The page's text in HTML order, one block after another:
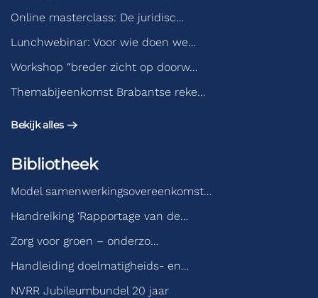
Online masterclass: De juridisc…
Lunchwebinar: Voor wie doen we…
Workshop “breder zicht op doorw…
Themabijeenkomst Brabantse reke…
Bekijk alles
Bibliotheek
Model samenwerkingsovereenkomst…
Handreiking ‘Rapportage van de…
Zorg voor groen – onderzo…
Handleiding doelmatigheids- en…
NVRR Jubileumbundel 20 jaar